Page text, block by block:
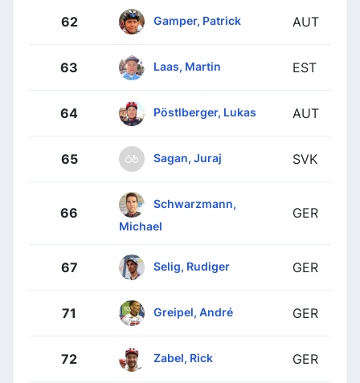
62 Gamper, Patrick AUT
63 Laas, Martin EST
64 Pöstlberger, Lukas AUT
65 Sagan, Juraj SVK
66
Schwarzmann,
Michael
GER
67 Selig, Rudiger GER
71 Greipel, André GER
72 Zabel, Rick GER